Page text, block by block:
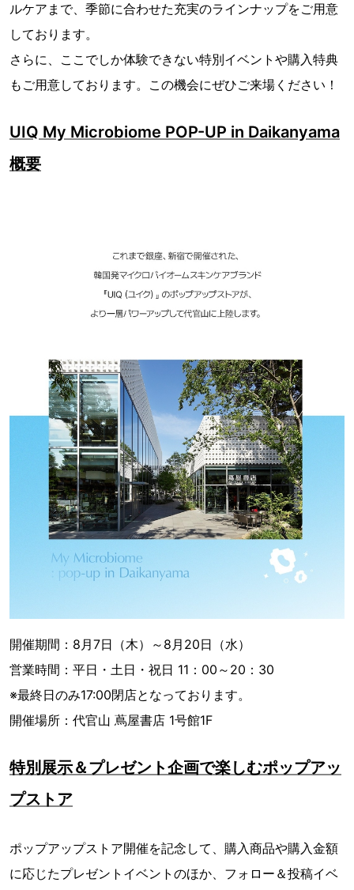
ルケアまで、季節に合わせた充実のラインナップをご用意
しております。
さらに、ここでしか体験できない特別イベントや購入特典
もご用意しております。この機会にぜひご来場ください！
UIQ My Microbiome POP-UP in Daikanyama
概要
開催期間：8月7日（木）～8月20日（水）
営業時間：平日・土日・祝日 11：00～20：30
※最終日のみ17:00閉店となっております。
開催場所：代官山 蔦屋書店 1号館1F
特別展示＆プレゼント企画で楽しむポップアッ
プストア
ポップアップストア開催を記念して、購入商品や購入金額
に応じたプレゼントイベントのほか、フォロー＆投稿イベ